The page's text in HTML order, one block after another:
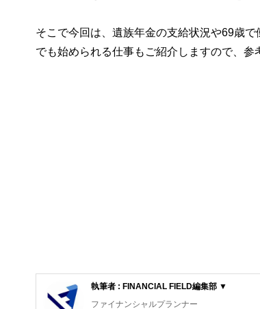
そこで今回は、遺族年金の支給状況や69歳
でも始められる仕事もご紹介しますので、参
執筆者 : FINANCIAL FIELD編集部 ▼
ファイナンシャルプランナー